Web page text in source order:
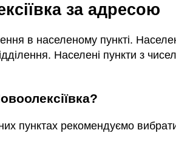
за адресою
в населеному пункті.
Населені пункти з
пунктах рекомендуємо